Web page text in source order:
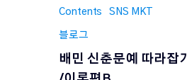
Contents SNS MKT
블로그
배민 신춘문예 따라잡기